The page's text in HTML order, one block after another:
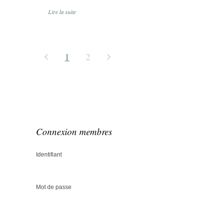
Lire la suite
1 2
Connexion membres
Identifiant
Mot de passe